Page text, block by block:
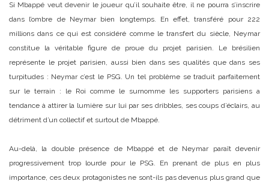
Si Mbappé veut devenir le joueur qu’il souhaite être, il ne pourra s’inscrire
dans l’ombre de Neymar bien longtemps. En effet, transféré pour 222
millions dans ce qui est considéré comme le transfert du siècle, Neymar
constitue la véritable figure de proue du projet parisien. Le brésilien
représente le projet parisien, aussi bien dans ses qualités que dans ses
turpitudes : Neymar c’est le PSG. Un tel problème se traduit parfaitement
sur le terrain : le Roi comme le surnomme les supporters parisiens a
tendance à attirer la lumière sur lui par ses dribbles, ses coups d’éclairs, au
détriment d’un collectif et surtout de Mbappé.
Au-delà, la double présence de Mbappé et de Neymar paraît devenir
progressivement trop lourde pour le PSG. En prenant de plus en plus
importance, ces deux protagonistes ne sont-ils pas devenus plus grand que